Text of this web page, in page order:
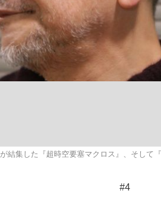
日本生まれのK-POPアイドルたち
結集した『超時空要塞マクロス』、そして
#4